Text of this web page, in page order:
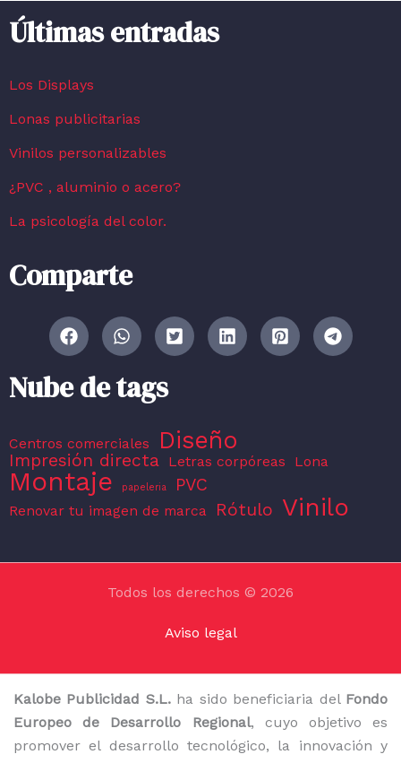
Últimas entradas
Los Displays
Lonas publicitarias
Vinilos personalizables
¿PVC , aluminio o acero?
La psicología del color.
Comparte
Nube de tags
Centros comerciales Diseño
Impresión directa Letras corpóreas Lona
Montaje papeleria PVC
Renovar tu imagen de marca Rótulo Vinilo
Todos los derechos © 2026
Aviso legal
Kalobe Publicidad S.L.ha sido beneficiaria del Fondo
Europeo de Desarrollo Regional, cuyo objetivo es
promover el desarrollo tecnológico, la innovación y